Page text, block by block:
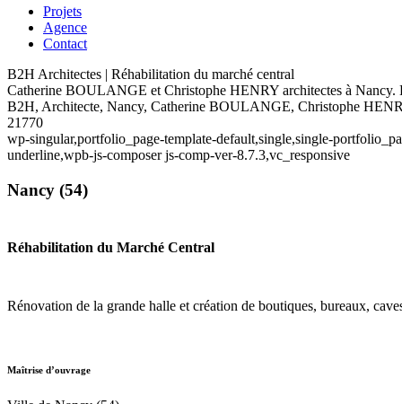
Projets
Agence
Contact
B2H Architectes | Réhabilitation du marché central
Catherine BOULANGE et Christophe HENRY architectes à Nancy.
B2H, Architecte, Nancy, Catherine BOULANGE, Christophe
21770
wp-singular,portfolio_page-template-default,single,single-
underline,wpb-js-composer js-comp-ver-8.7.3,vc_responsive
Nancy (54)
Réhabilitation du Marché Central
Rénovation de la grande halle et création de boutiques, bureaux,
Maîtrise d’ouvrage